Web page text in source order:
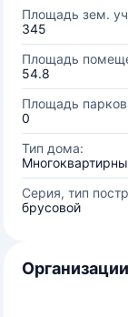
Площадь зем.
345
Площадь
54.8
Площадь
0
Тип дома:
Серия, тип
брусовой